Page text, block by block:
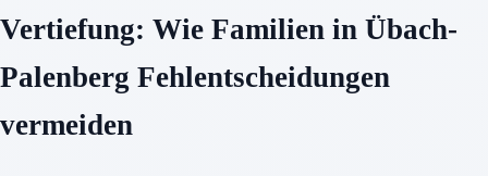
Vertiefung: Wie Familien in Übach-
Palenberg Fehlentscheidungen
vermeiden